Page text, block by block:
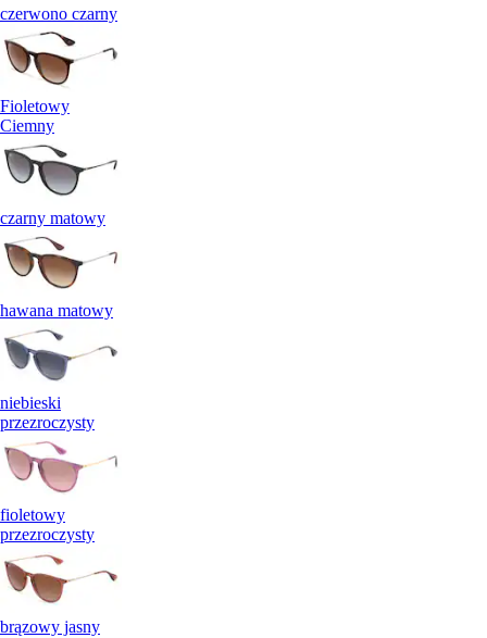
czerwono czarny
Fioletowy
Ciemny
czarny matowy
hawana matowy
niebieski
przezroczysty
fioletowy
przezroczysty
brązowy jasny